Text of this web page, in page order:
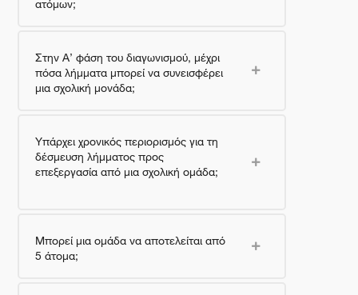
Στην Α’ φάση του διαγωνισμού, μέχρι
πόσα λήμματα μπορεί να συνεισφέρει
μια σχολική μονάδα;
Υπάρχει χρονικός περιορισμός για τη
δέσμευση λήμματος προς
επεξεργασία από μια σχολική ομάδα;
Μπορεί μια ομάδα να αποτελείται από
5 άτομα;